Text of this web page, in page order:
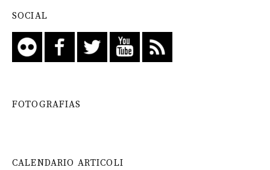
SOCIAL
FOTOGRAFIAS
CALENDARIO ARTICOLI